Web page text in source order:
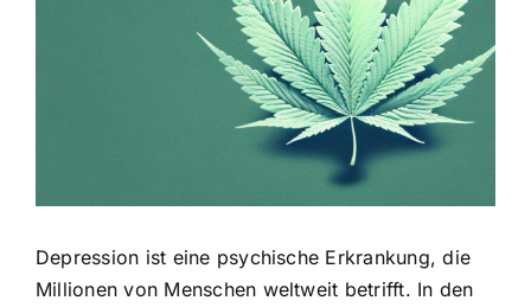
Depression ist eine psychische Erkrankung, die
Millionen von Menschen weltweit betrifft. In den